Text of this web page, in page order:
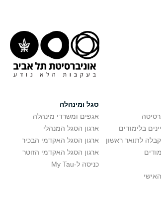
בלימודים
קבלה לתואר ראשון
סגל ומינהלה
אגפים ומשרדי מינהלה
ארגון הסגל המנהלי
ארגון הסגל האקדמי הבכיר
ארגון הסגל האקדמי הזוטר
כניסה ל-My Tau